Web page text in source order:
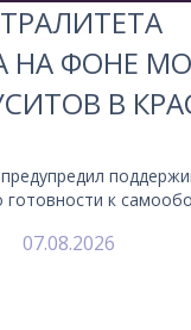
НА ФОНЕ
В
к
07.08.2026